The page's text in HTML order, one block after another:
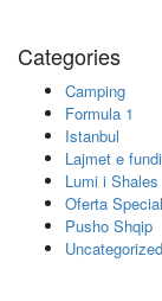
Categories
Camping
Formula 1
Istanbul
Lajmet e
Lumi i Shales
Oferta
Pusho Shqip
Uncategorized